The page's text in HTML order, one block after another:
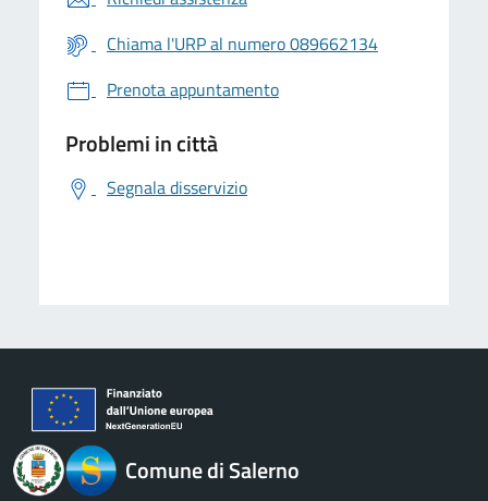
Chiama l'URP al numero 089662134
Prenota appuntamento
Problemi in città
Segnala disservizio
logo Unione Europea
Comune di Salerno